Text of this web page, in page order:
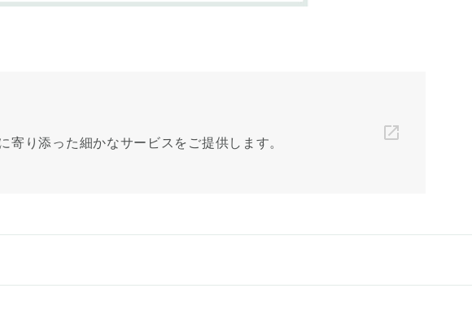
り添った細かなサービスをご提供します。